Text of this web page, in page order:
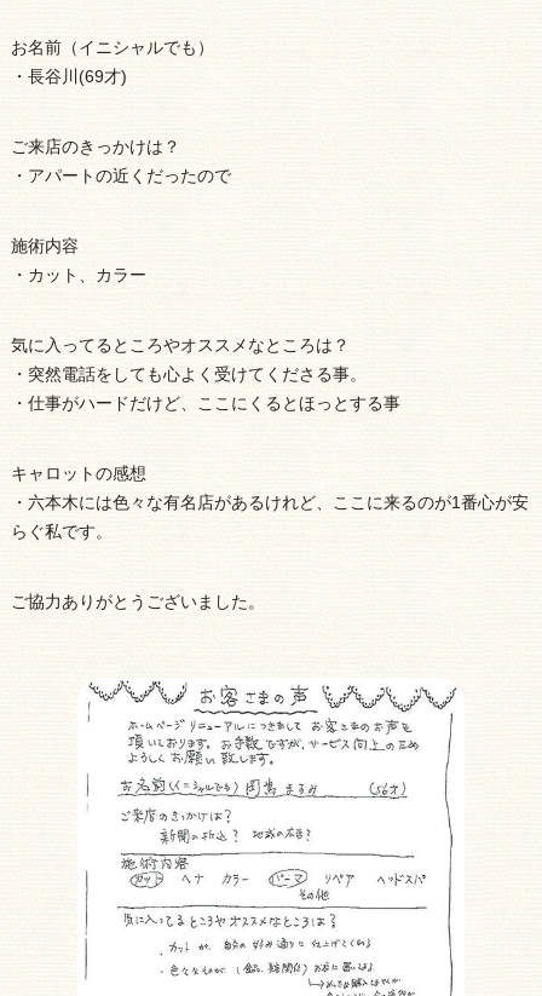
お名前（イニシャルでも）
・長谷川(69才)
ご来店のきっかけは？
・アパートの近くだったので
施術内容
・カット、カラー
気に入ってるところやオススメなところは？
・突然電話をしても心よく受けてくださる事。
・仕事がハードだけど、ここにくるとほっとする事
キャロットの感想
・六本木には色々な有名店があるけれど、ここに来るのが1番心が安
らぐ私です。
ご協力ありがとうございました。